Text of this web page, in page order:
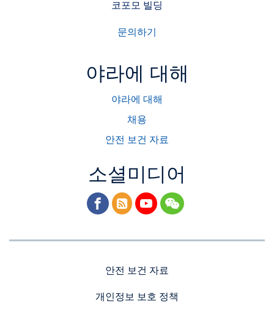
코포모 빌딩
문의하기
야라에 대해
야라에 대해
채용
안전 보건 자료
소셜미디어
facebook
rss youtubewechat
안전 보건 자료
개인정보 보호 정책